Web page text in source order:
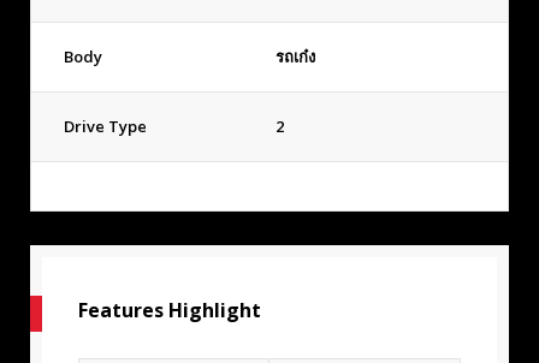
Body รถเก๋ง
Drive Type 2
Features Highlight